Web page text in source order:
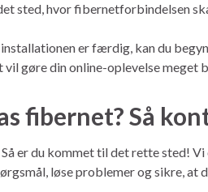
sted, hvor fibernetforbindelsen
er færdig, kan du
gøre din online-oplevelse meget
fibernet? Så
er du kommet til det rette sted!
løse problemer og sikre,